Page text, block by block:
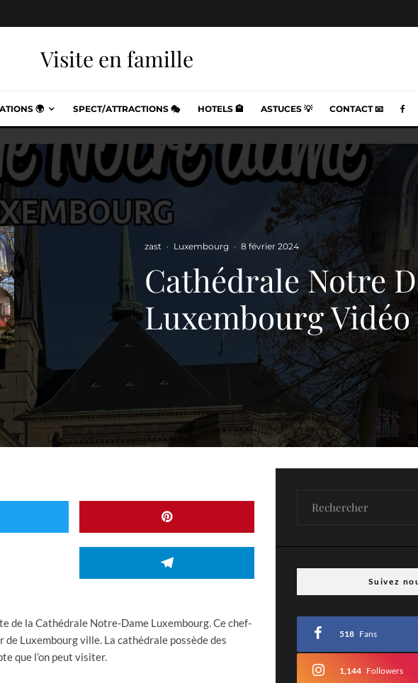
Visite en famille
🌍 SPECT/ATTRACTIONS 🎭 HOTELS 🏨 ASTUCES 💡 CONTACT 📧
zast · Luxembourg · 8 février 2024
Cathédrale Notre
Luxembourg Vidéo
de la Cathédrale Notre-Dame Luxembourg. Ce chef-
Luxembourg ville. La cathédrale possède des
que l’on peut visiter.
Suivez
518 Fans
1,144 Followers